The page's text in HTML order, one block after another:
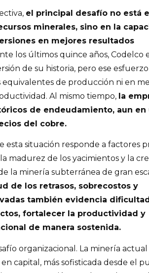
el principal desafío no está
minerales, sino en la
en mejores resultados
los últimos quince años, Codelco
de su historia, pero ese
de producción ni en
Al mismo tiempo, la
de endeudamiento, aun en
del cobre.
esta situación responde a factores
madurez de los yacimientos y la
la minería subterránea de gran
de los retrasos, sobrecostos y
también evidencia
fortalecer la productividad y
de manera sostenida.
organizacional. La minería actual
capital, más sofisticada desde el